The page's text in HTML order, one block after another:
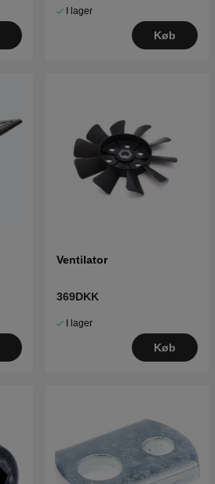
I lager
Køb
Ventilator
369DKK
I lager
Køb